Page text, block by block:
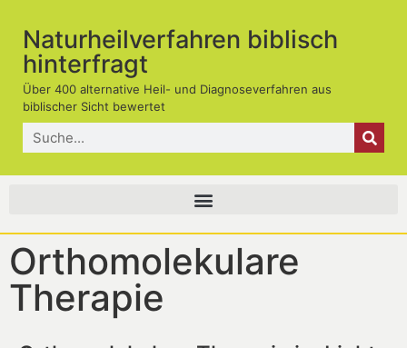
Naturheilverfahren biblisch
hinterfragt
Über 400 alternative Heil- und Diagnoseverfahren aus
biblischer Sicht bewertet
Orthomolekulare
Therapie